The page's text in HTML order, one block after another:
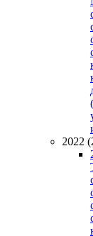
2022